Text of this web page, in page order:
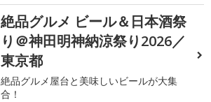
絶品グルメ ビール＆日本酒祭
り＠神田明神納涼祭り2026／
東京都
絶品グルメ屋台と美味しいビールが大集
合！